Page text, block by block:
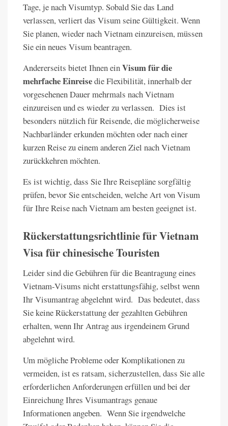
Tage, je nach Visumtyp. Sobald Sie das Land
verlassen, verliert das Visum seine Gültigkeit. Wenn
Sie planen, wieder nach Vietnam einzureisen, müssen
Sie ein neues Visum beantragen.
Andererseits bietet Ihnen einVisum für die
mehrfache Einreisedie Flexibilität, innerhalb der
vorgesehenen Dauer mehrmals nach Vietnam
einzureisen und es wieder zu verlassen. Dies ist
besonders nützlich für Reisende, die möglicherweise
Nachbarländer erkunden möchten oder nach einer
kurzen Reise zu einem anderen Ziel nach Vietnam
zurückkehren möchten.
Es ist wichtig, dass Sie Ihre Reisepläne sorgfältig
prüfen, bevor Sie entscheiden, welche Art von Visum
für Ihre Reise nach Vietnam am besten geeignet ist.
Rückerstattungsrichtlinie für Vietnam
Visa für chinesische Touristen
Leider sind die Gebühren für die Beantragung eines
Vietnam-Visums nicht erstattungsfähig, selbst wenn
Ihr Visumantrag abgelehnt wird. Das bedeutet, dass
Sie keine Rückerstattung der gezahlten Gebühren
erhalten, wenn Ihr Antrag aus irgendeinem Grund
abgelehnt wird.
Um mögliche Probleme oder Komplikationen zu
vermeiden, ist es ratsam, sicherzustellen, dass Sie alle
erforderlichen Anforderungen erfüllen und bei der
Einreichung Ihres Visumantrags genaue
Informationen angeben. Wenn Sie irgendwelche